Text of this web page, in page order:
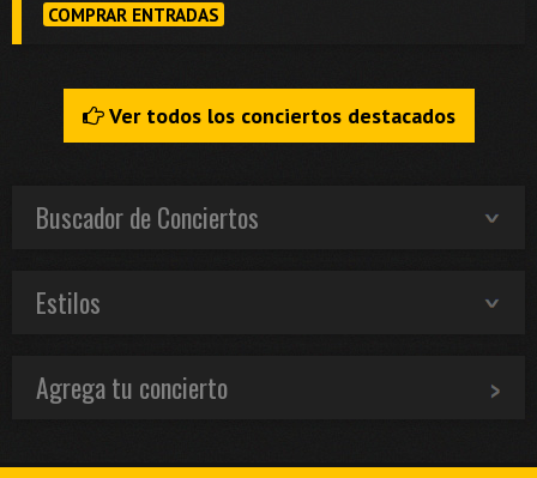
COMPRAR ENTRADAS
Ver todos los conciertos destacados
Buscador de Conciertos
Estilos
Agrega tu concierto